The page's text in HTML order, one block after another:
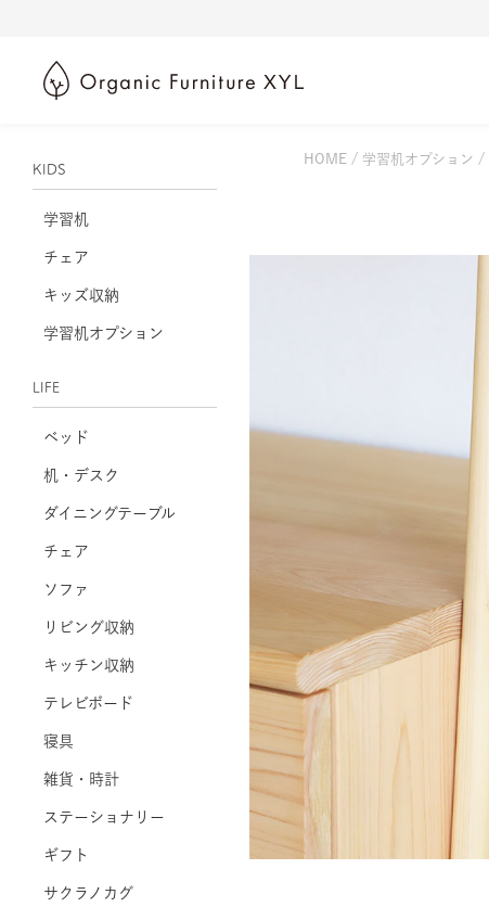
KIDS
学習机
チェア
キッズ収納
学習机オプション
LIFE
ベッド
机・デスク
ダイニングテーブル
チェア
ソファ
リビング収納
キッチン収納
テレビボード
寝具
雑貨・時計
ステーショナリー
ギフト
サクラノカグ
HOME 学習机オプション